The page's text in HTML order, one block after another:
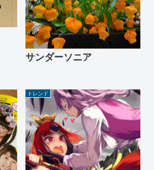
サンダーソニア
トレンド